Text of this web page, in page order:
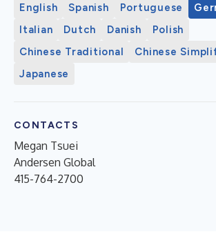
English Spanish Portuguese
Italian
Dutch Danish
Polish
Chinese Traditional
Chinese
Japanese
CONTACTS
Megan Tsuei
Andersen Global
415-764-2700